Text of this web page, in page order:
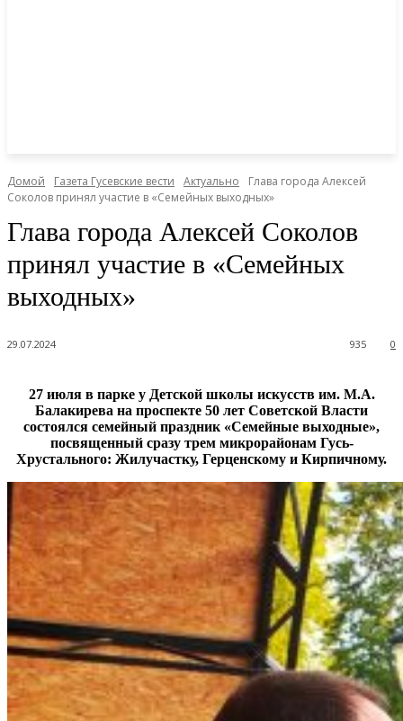
Домой Газета Гусевские вести Актуально
Глава города Алексей
Соколов принял участие в «Семейных выходных»
Глава города Алексей Соколов
принял участие в «Семейных
выходных»
29.07.2024 0
935
27 июля в парке у Детской школы искусств им. М.А.
Балакирева на проспекте 50 лет Советской Власти
состоялся семейный праздник «Семейные выходные»,
посвященный сразу трем микрорайонам Гусь-
Хрустального: Жилучастку, Герценскому и Кирпичному.